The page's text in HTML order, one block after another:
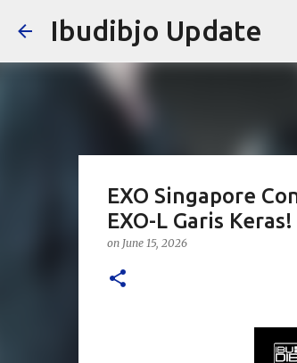
Ibudibjo Update
EXO Singapore
EXO-L Garis Keras!
on June 15, 2026